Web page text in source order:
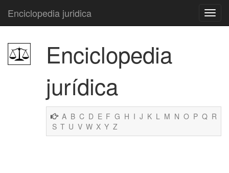
Enciclopedia juridica
Enciclopedia
jurídica
A B C D E F G H I J K L M N O P Q R
S T U V W X Y Z